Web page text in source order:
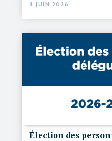
4 JUIN 2026
Élection des